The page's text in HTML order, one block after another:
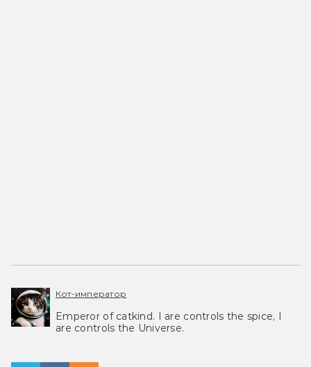
Кот-император
Emperor of catkind. I are controls the spice, I
are controls the Universe.